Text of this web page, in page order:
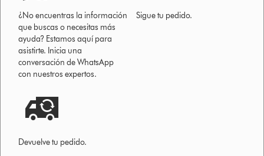
¿No encuentras la información
que buscas o necesitas más
ayuda? Estamos aquí para
asistirte. Inicia una
conversación de WhatsApp
con nuestros expertos.
Sigue tu pedido.
Devuelve tu pedido.